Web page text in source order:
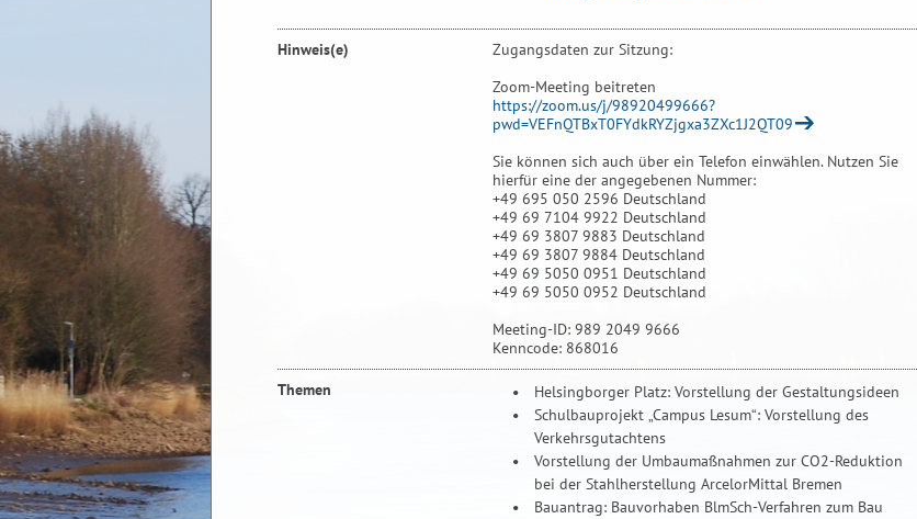
Hinweis(e)
Zugangsdaten zur Sitzung:
Zoom-Meeting beitreten
https://zoom.us/j/98920499666?
pwd=VEFnQTBxT0FYdkRYZjgxa3ZXc1J2QT09
Sie können sich auch über ein Telefon einwählen. Nutzen Sie
hierfür eine der angegebenen Nummer:
+49 695 050 2596 Deutschland
+49 69 7104 9922 Deutschland
+49 69 3807 9883 Deutschland
+49 69 3807 9884 Deutschland
+49 69 5050 0951 Deutschland
+49 69 5050 0952 Deutschland
Meeting-ID: 989 2049 9666
Kenncode: 868016
Themen
Helsingborger Platz: Vorstellung der Gestaltungsideen
Schulbauprojekt „Campus Lesum“: Vorstellung des
Verkehrsgutachtens
Vorstellung der Umbaumaßnahmen zur CO2-Reduktion
bei der Stahlherstellung ArcelorMittal Bremen
Bauantrag: Bauvorhaben BlmSch-Verfahren zum Bau